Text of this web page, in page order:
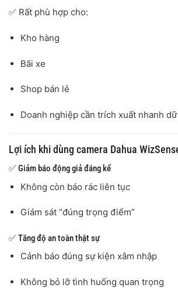
✅ Rất phù hợp cho:
Kho hàng
Bãi xe
Shop bán lẻ
Doanh nghiệp cần trích xuất nhanh
Lợi ích khi dùng camera Dahua
✅ Giảm báo động giả đáng kể
Không còn báo rác liên tục
Giám sát “đúng trọng điểm”
✅ Tăng độ an toàn thật sự
Cảnh báo đúng sự kiện xâm nhập
Không bỏ lỡ tình huống quan trọng